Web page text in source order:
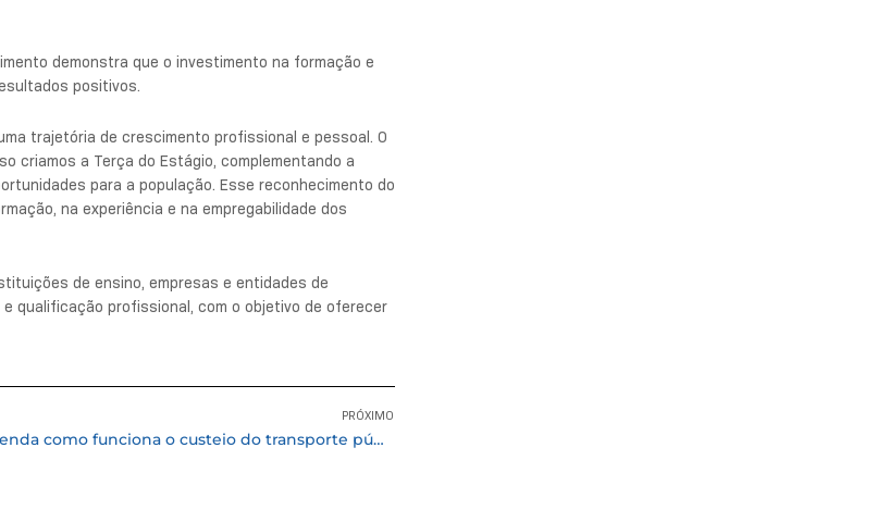
demonstra que o investimento na formação e
positivos.
trajetória de crescimento profissional e pessoal. O
criamos a Terça do Estágio, complementando a
para a população. Esse reconhecimento do
na experiência e na empregabilidade dos
de ensino, empresas e entidades de
qualificação profissional, com o objetivo de oferecer
PRÓXIMO
Entenda como funciona o custeio do transporte público em Cotia